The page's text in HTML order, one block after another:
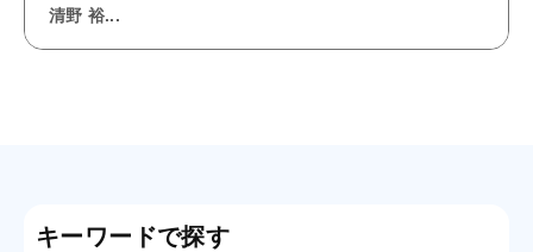
清野 裕...
キーワードで探す